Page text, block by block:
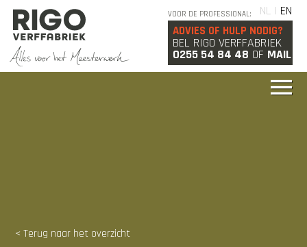
NL | EN
VOOR DE PROFESSIONAL:
ADVIES OF HULP NODIG?
BEL RIGO VERFFABRIEK
0255 54 84 48 OF MAIL
< Terug naar het overzicht